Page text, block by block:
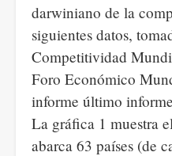
darwiniano de la
siguientes datos,
Competitividad
Foro Económico
informe último
La gráfica 1 muestra
abarca 63 países (de